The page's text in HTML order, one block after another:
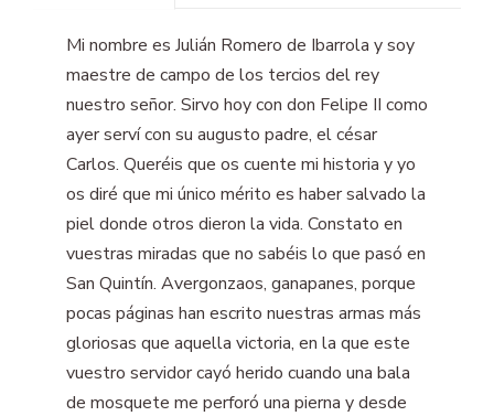
Mi nombre es Julián Romero de Ibarrola y soy
maestre de campo de los tercios del rey
nuestro señor. Sirvo hoy con don Felipe II como
ayer serví con su augusto padre, el césar
Carlos. Queréis que os cuente mi historia y yo
os diré que mi único mérito es haber salvado la
piel donde otros dieron la vida. Constato en
vuestras miradas que no sabéis lo que pasó en
San Quintín. Avergonzaos, ganapanes, porque
pocas páginas han escrito nuestras armas más
gloriosas que aquella victoria, en la que este
vuestro servidor cayó herido cuando una bala
de mosquete me perforó una pierna y desde